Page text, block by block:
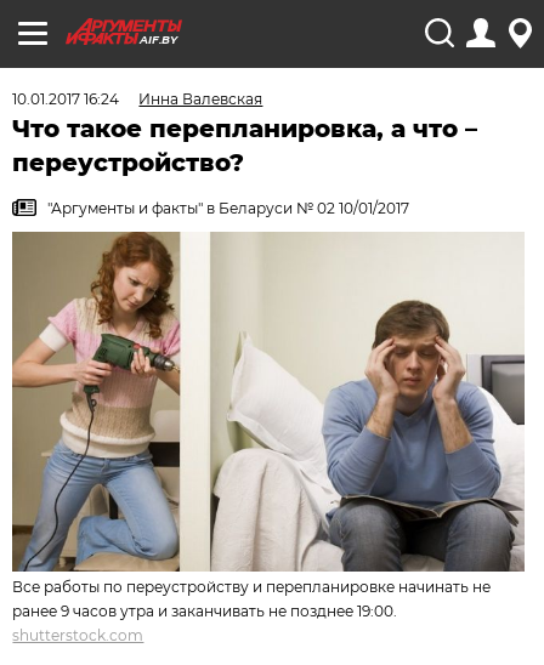
AIF.BY
10.01.2017 16:24 Инна Валевская
Что такое перепланировка, а что –
переустройство?
"Аргументы и факты" в Беларуси № 02 10/01/2017
Все работы по переустройству и перепланировке начинать не
ранее 9 часов утра и заканчивать не позднее 19:00.
shutterstock.com